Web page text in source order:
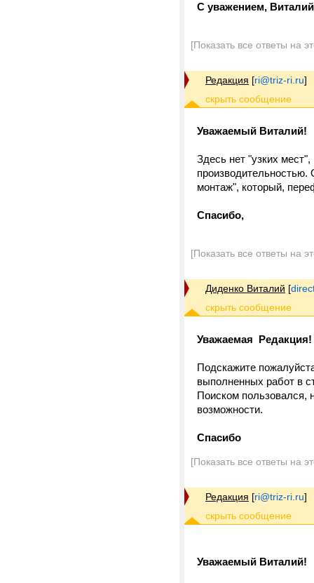
С уважением,
[Показать все ответы на
Редакция [ri@triz-ri.ru]
Уважаемый Виталий!
Здесь нет "узких
монтаж", который,
Спасибо,
[Показать все ответы на
Диденко Виталий [
Уважаемая Редакция!
Подскажите
выполненных работ в
Поиском пользовался,
возможности.
Спасибо
[Показать все ответы на
Редакция [ri@triz-ri.ru]
Уважаемый Виталий!